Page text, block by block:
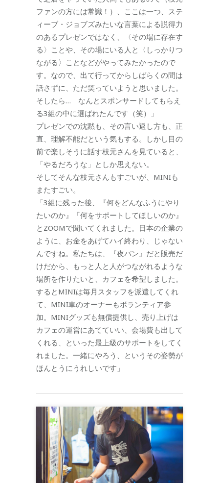
ファンの方には常識！）、ここは一つ、ステ
ィーブ・ジョブズみたいな言葉による説得力
のあるプレゼンではなく、〈その場に存在す
る〉ことや、その場にいる人と〈しっかりつ
ながる〉ことなどがやってみたかったので
す。なので、出て行ってからしばらくの間は
話さずに、ただ笑っていようと思いました。
そしたら… なんとスポンサードしてもらえ
る3組の中に選ばれたんです（笑）」
プレゼンでの沈黙も、その言い返し方も、正
直、理解不能だという気もする。しかし目の
前で楽しそうに話す枝元さんを見ていると、
「やるだろうな」としか思えない。
そしてそんな枝元さんもすごいが、MINIも
またすごい。
「3組に残った後、『何をどんなふうにやり
たいのか』『何をサポートしてほしいのか』
とZOOMで聞いてくれました。日本の企業の
ように、お金をあげてハイ終わり、じゃない
んですね。私たちは、『夜パン』だと販売だ
けだから、もっと人と人がつながれるような
場所を作りたいと、カフェを希望しました。
するとMINIは毎月スタッフを派遣してくれ
て、MINI車のオーナーもボランティア参
加。MINIグッズも無償提供し、売り上げは
カフェの運営にあてていい、会場費も出して
くれる、といった最上級のサポートをしてく
れました。一緒にやろう、というその姿勢が
ほんとうにうれしいです」